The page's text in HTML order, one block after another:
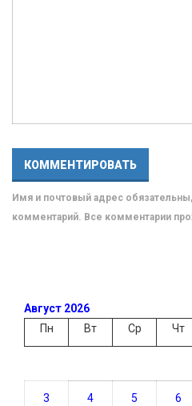
Имя и почтовый адрес
комментарий. Все комментарии
Август 2026
Пн
Вт Ср Чт
3 4 5 6